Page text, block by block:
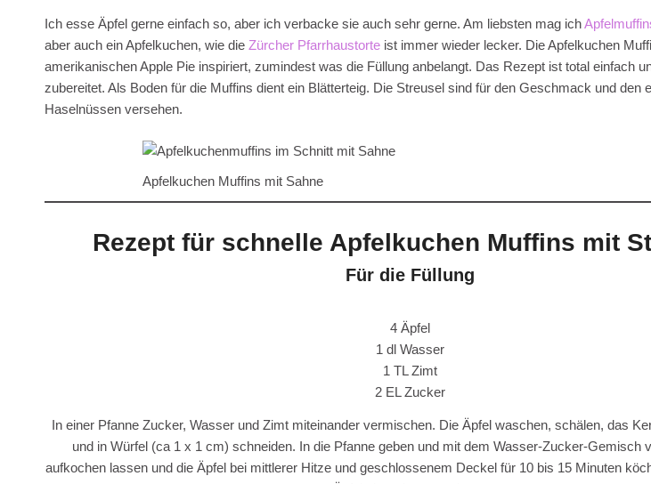
Ich esse Äpfel gerne einfach so, aber ich verbacke sie auch sehr gerne. Am liebsten mag ich
aber auch ein Apfelkuchen, wie die Zürcher Pfarrhaustorte ist immer wieder lecker. Die Apfelkuchen
amerikanischen Apple Pie inspiriert, zumindest was die Füllung anbelangt. Das Rezept ist total einfach
zubereitet. Als Boden für die Muffins dient ein Blätterteig. Die Streusel sind für den Geschmack und den
Haselnüssen versehen.
Apfelkuchen Muffins mit Sahne
Rezept für schnelle Apfelkuchen Muffins mit
Für die Füllung
4 Äpfel
1 dl Wasser
1 TL Zimt
2 EL Zucker
In einer Pfanne Zucker, Wasser und Zimt miteinander vermischen. Die Äpfel waschen, schälen, das
und in Würfel (ca 1 x 1 cm) schneiden. In die Pfanne geben und mit dem Wasser-Zucker-Gemisch
aufkochen lassen und die Äpfel bei mittlerer Hitze und geschlossenem Deckel für 10 bis 15 Minuten